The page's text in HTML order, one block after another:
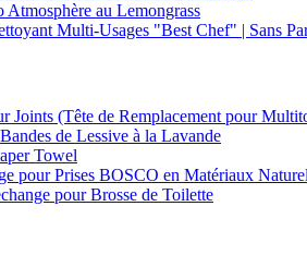
au Lemongrass
Multi-Usages "Best Chef" | Sans
Joints (Tête de Remplacement pour
de Lessive à la Lavande
Towel
pour Prises BOSCO en Matériaux
pour Brosse de Toilette